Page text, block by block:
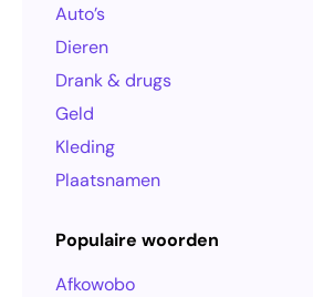
Auto’s
Dieren
Drank & drugs
Geld
Kleding
Plaatsnamen
Populaire woorden
Afkowobo